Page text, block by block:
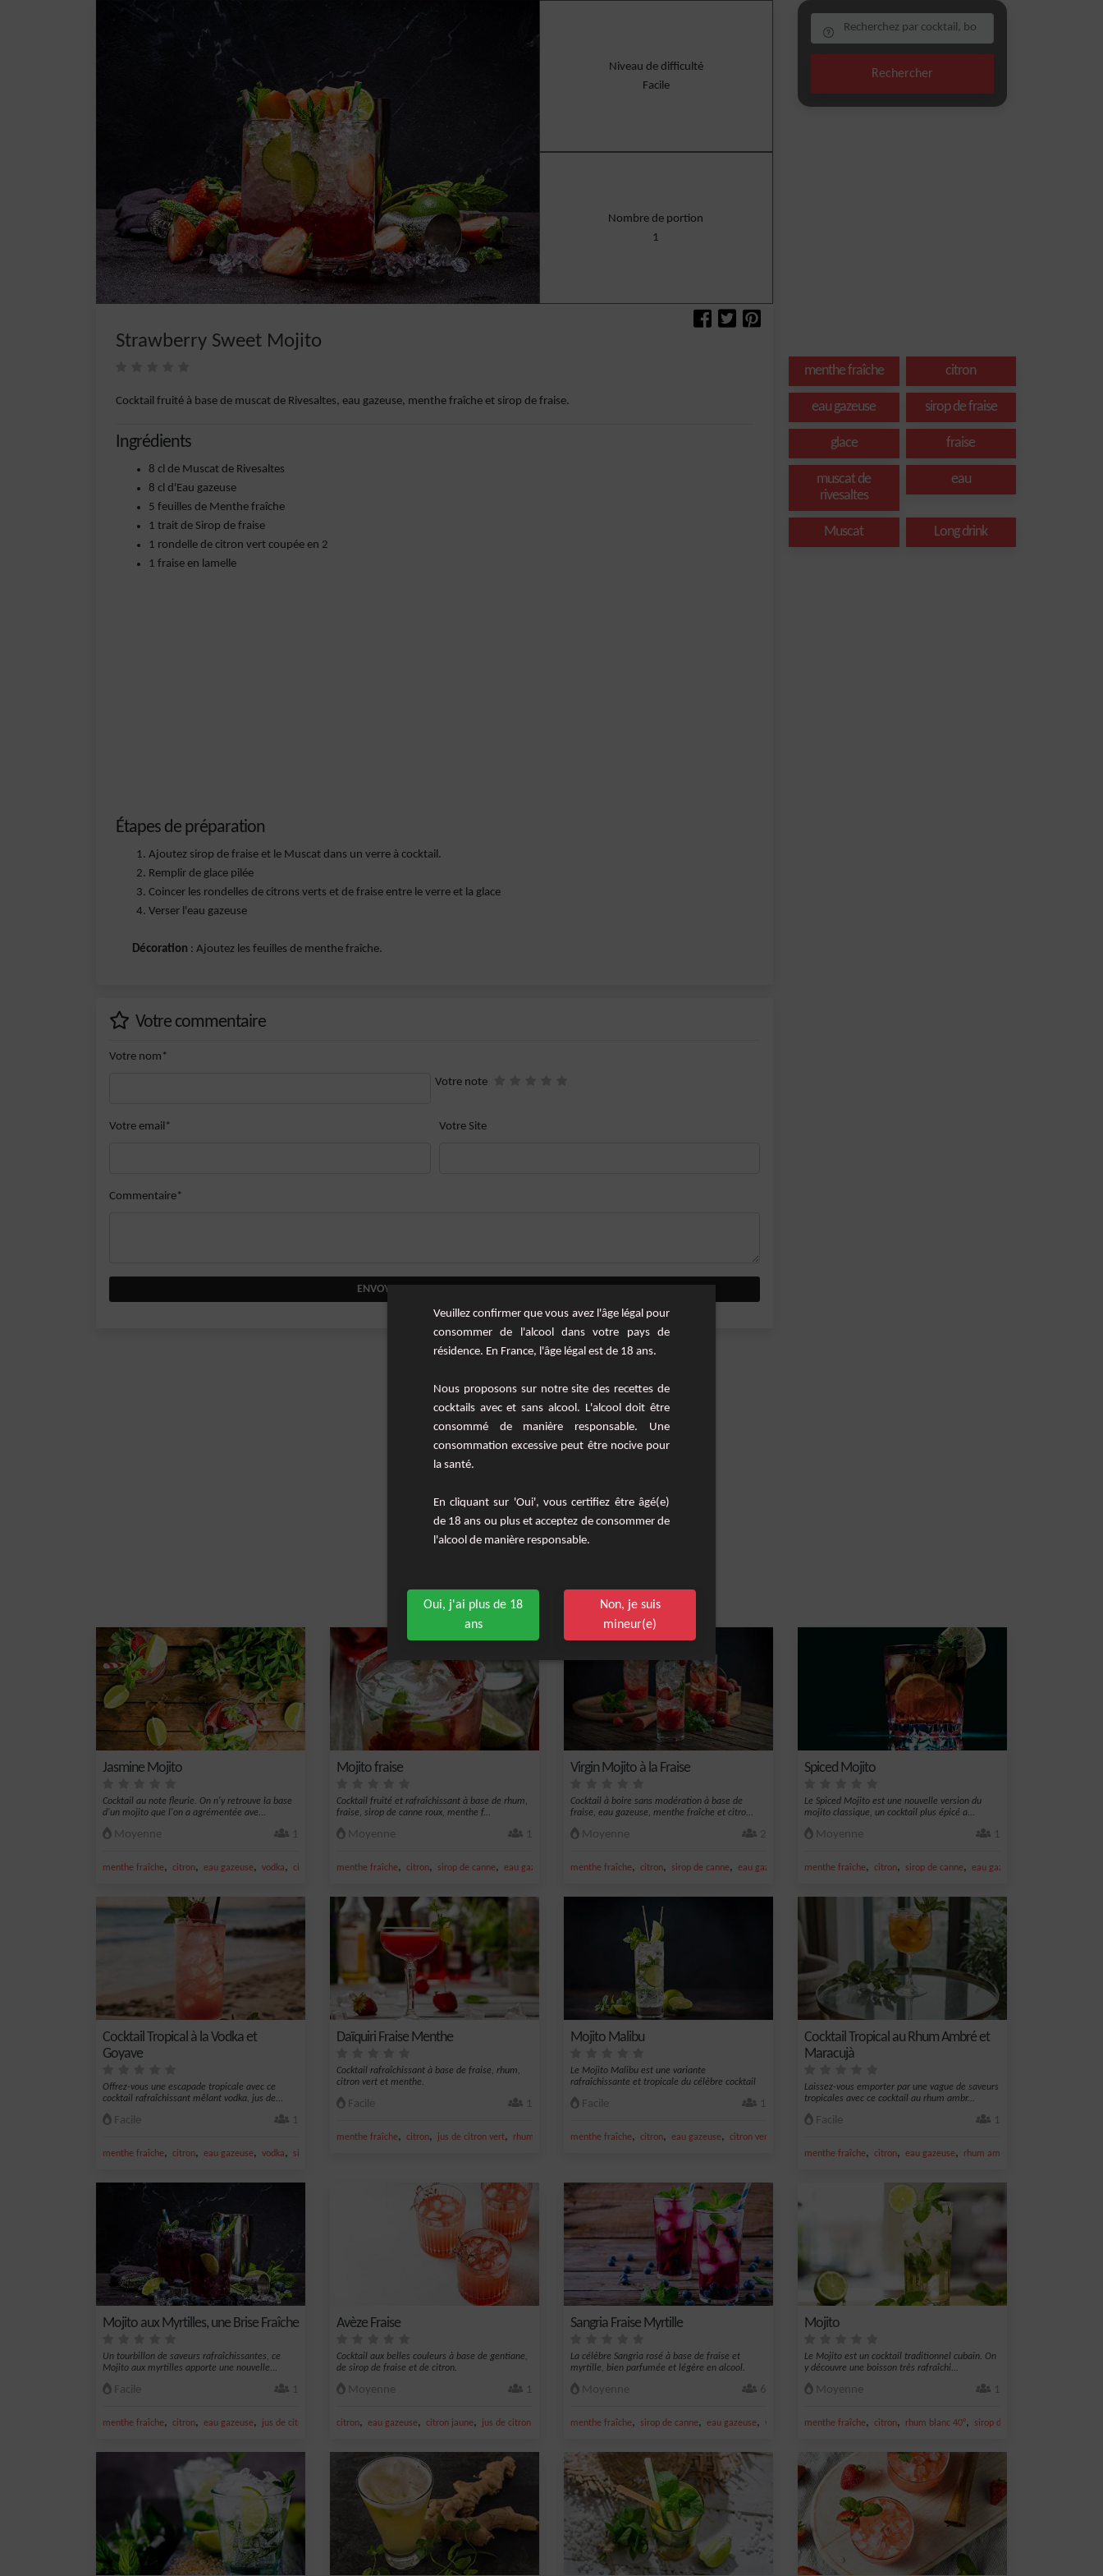
Niveau de difficulté
Facile
Nombre de portion
1
Strawberry Sweet Mojito
Cocktail fruité à base de muscat de Rivesaltes, eau gazeuse, menthe fraîche et sirop de fraise.
Ingrédients
8 cl de Muscat de Rivesaltes
8 cl d'Eau gazeuse
5 feuilles de Menthe fraîche
1 trait de Sirop de fraise
1 rondelle de citron vert coupée en 2
1 fraise en lamelle
Étapes de préparation
Ajoutez sirop de fraise et le Muscat dans un verre à cocktail.
Remplir de glace pilée
Coincer les rondelles de citrons verts et de fraise entre le verre et la glace
Verser l'eau gazeuse
Décoration : Ajoutez les feuilles de menthe fraîche.
Votre commentaire
Votre nom*
Votre note
Votre email* Votre Site
Commentaire*
ENVOYER VOTRE COMMENTAIRE
Rechercher
menthe fraîche citron
eau gazeuse sirop de fraise
glace fraise
muscat de
rivesaltes
eau
Muscat Long drink
Les cocktails similaires
Jasmine Mojito
Cocktail au note fleurie. On n'y retrouve la base
d'un mojito que l'on a agrémentée ave...
Moyenne 1
menthe fraîche, citron, eau gazeuse, vodka, citron jaune
Mojito fraise
Cocktail fruité et rafraîchissant à base de rhum,
fraise, sirop de canne roux, menthe f...
Moyenne 1
menthe fraîche, citron, sirop de canne, eau gazeuse sirop de canne
Virgin Mojito à la Fraise
Cocktail à boire sans modération à base de
fraise, eau gazeuse, menthe fraîche et citro...
Moyenne 2
menthe fraîche, citron, sirop de canne, eau gazeuse citron vert frais
Spiced Mojito
Le Spiced Mojito est une nouvelle version du
mojito classique, un cocktail plus épicé a...
Moyenne 1
menthe fraîche, citron, sirop de canne, eau gazeuse
Cocktail Tropical à la Vodka et
Goyave
Offrez-vous une escapade tropicale avec ce
cocktail rafraîchissant mêlant vodka, jus de...
Facile 1
menthe fraîche, citron, eau gazeuse, vodka, sirop de fraise
Daïquiri Fraise Menthe
Cocktail rafraîchissant à base de fraise, rhum,
citron vert et menthe.
Facile 1
menthe fraîche, citron, jus de citron vert, rhum ambré sirop de fraise
Mojito Malibu
Le Mojito Malibu est une variante
rafraîchissante et tropicale du célèbre cocktail
Facile 1
menthe fraîche, citron, eau gazeuse, citron vert frais
Cocktail Tropical au Rhum Ambré et
Maracujà
Laissez-vous emporter par une vague de saveurs
tropicales avec ce cocktail au rhum ambr...
Facile 1
menthe fraîche, citron, eau gazeuse, rhum ambré
Mojito aux Myrtilles, une Brise Fraîche
Un tourbillon de saveurs rafraîchissantes, ce
Mojito aux myrtilles apporte une nouvelle...
Facile 1
menthe fraîche, citron, eau gazeuse, jus de citron vert ,rhum ambré
Avèze Fraise
Cocktail aux belles couleurs à base de gentiane,
de sirop de fraise et de citron.
Moyenne 1
citron, eau gazeuse, citron jaune, jus de citron jaune sirop de fraise
Sangria Fraise Myrtille
La célèbre Sangria rosé à base de fraise et
myrtille, bien parfumée et légère en alcool.
Moyenne 6
menthe fraîche, sirop de canne, eau gazeuse, vin rosé fraise
Mojito
Le Mojito est un cocktail traditionnel cubain. On
y découvre une boisson très rafraîchi...
Moyenne 1
menthe fraîche, citron, rhum blanc 40°, sirop de canne
Veuillez confirmer que vous avez l'âge légal pour
consommer de l'alcool dans votre pays de
résidence. En France, l'âge légal est de 18 ans.
Nous proposons sur notre site des recettes de
cocktails avec et sans alcool. L'alcool doit être
consommé de manière responsable. Une
consommation excessive peut être nocive pour
la santé.
En cliquant sur 'Oui', vous certifiez être âgé(e)
de 18 ans ou plus et acceptez de consommer de
l'alcool de manière responsable.
Oui, j'ai plus de 18
ans
Non, je suis
mineur(e)